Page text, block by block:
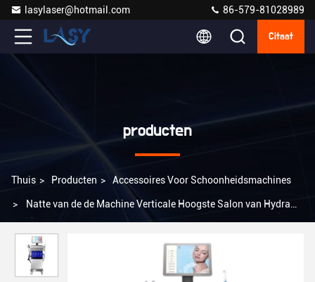
lasylaser@hotmail.com 86-579-81028989
Citaat
producten
Thuis > Producten > Accessoires Voor Schoonheidsmachines
> Natte van de de Machine Verticale Hoogste Salon van Hydra